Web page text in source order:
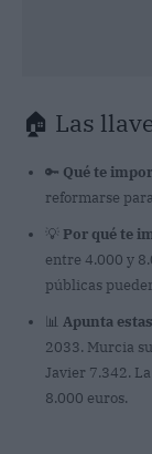
🏠 Las
🔑 Qué te
reformarse
💡 Por qué te
entre 4.000 y
públicas
📊 Apunta
2033. Murcia
Javier 7.342.
8.000 euros.